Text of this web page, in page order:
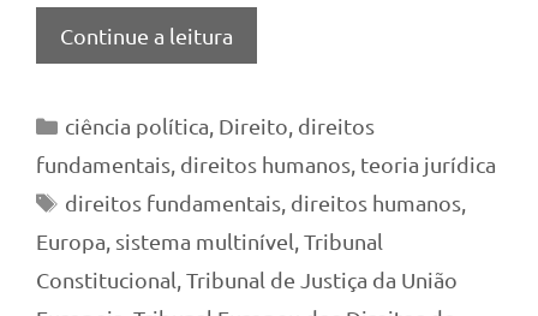
Continue a leitura
Categorias
ciência política Direito direitos
fundamentais direitos humanos teoria jurídica
Tags
direitos fundamentais, direitos humanos,
Europa sistema multinível Tribunal
Constitucional Tribunal de Justiça da União